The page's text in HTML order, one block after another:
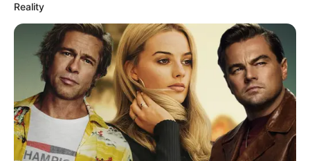
Reality